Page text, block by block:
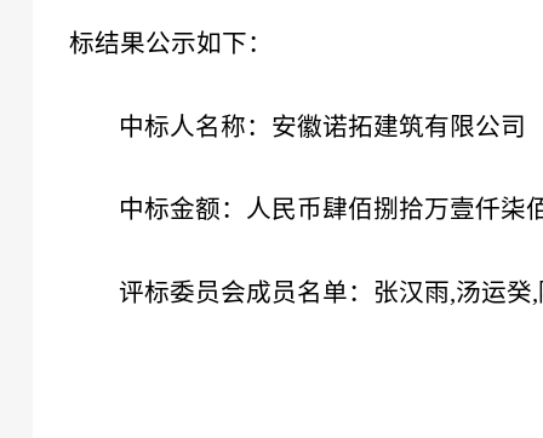
标结果公示如下：
中标人名称：安徽诺拓建筑有限公司
中标金额：人民币肆佰捌拾万壹仟柒
评标委员会成员名单：张汉雨,汤运癸